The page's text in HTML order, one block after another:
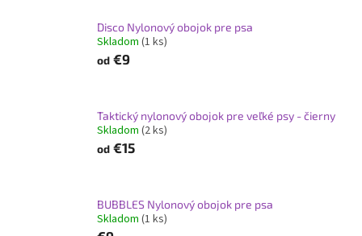
Disco Nylonový obojok pre psa
Skladom (1 ks)
od €9
Taktický nylonový obojok pre veľké psy - čierny
Skladom (2 ks)
od €15
BUBBLES Nylonový obojok pre psa
Skladom (1 ks)